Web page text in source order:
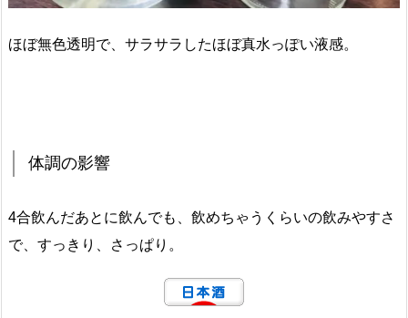
ほぼ無色透明で、サラサラしたほぼ真水っぽい液感。
体調の影響
4合飲んだあとに飲んでも、飲めちゃうくらいの飲みやすさ
で、すっきり、さっぱり。